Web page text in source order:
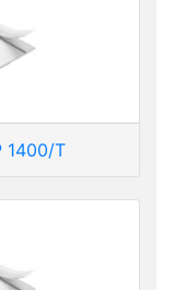
1400/T